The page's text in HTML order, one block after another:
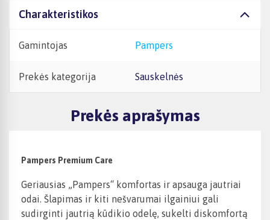
Charakteristikos
Gamintojas Pampers
Prekės kategorija Sauskelnės
Prekės aprašymas
Pampers Premium Care
Geriausias „Pampers“ komfortas ir apsauga jautriai
odai. Šlapimas ir kiti nešvarumai ilgainiui gali
sudirginti jautrią kūdikio odelę, sukelti diskomfortą